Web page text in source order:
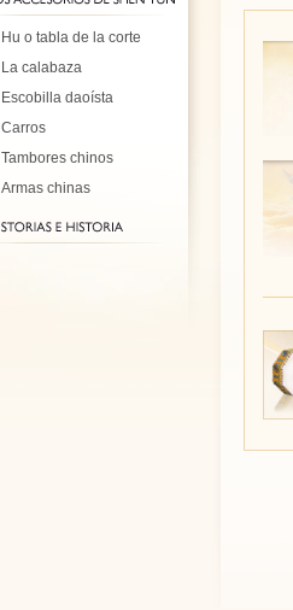
Hu o tabla de la corte
La calabaza
Escobilla daoísta
Carros
Tambores chinos
Armas chinas